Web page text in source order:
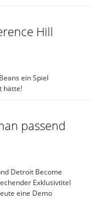
Hill
ein Spiel
hätte!
passend
Detroit Become
Exklusivtitel
eine Demo